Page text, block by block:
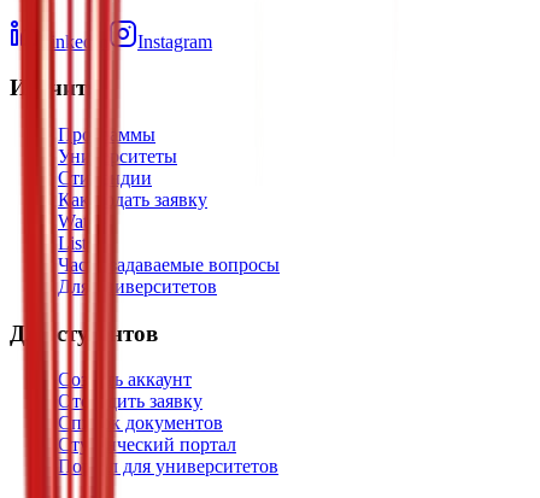
LinkedIn Instagram
Изучить
Программы
Университеты
Стипендии
Как подать заявку
Watch
Listen
Часто задаваемые вопросы
Для университетов
Для студентов
Создать аккаунт
Отследить заявку
Список документов
Студенческий портал
Портал для университетов